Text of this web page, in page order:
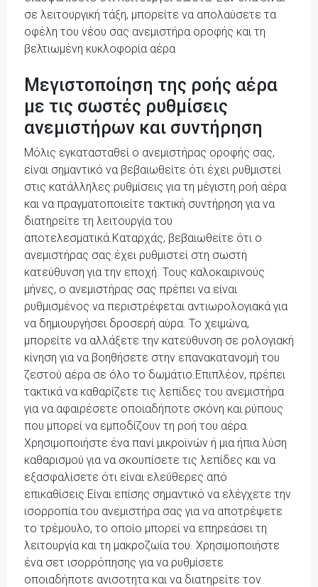
σε λειτουργική τάξη, μπορείτε να απολαύσετε τα
οφέλη του νέου σας ανεμιστήρα οροφής και τη
βελτιωμένη κυκλοφορία αέρα
Μεγιστοποίηση της ροής αέρα
με τις σωστές ρυθμίσεις
ανεμιστήρων και συντήρηση
Μόλις εγκατασταθεί ο ανεμιστήρας οροφής σας,
είναι σημαντικό να βεβαιωθείτε ότι έχει ρυθμιστεί
στις κατάλληλες ρυθμίσεις για τη μέγιστη ροή αέρα
και να πραγματοποιείτε τακτική συντήρηση για να
διατηρείτε τη λειτουργία του
αποτελεσματικά.Καταρχάς, βεβαιωθείτε ότι ο
ανεμιστήρας σας έχει ρυθμιστεί στη σωστή
κατεύθυνση για την εποχή. Τους καλοκαιρινούς
μήνες, ο ανεμιστήρας σας πρέπει να είναι
ρυθμισμένος να περιστρέφεται αντιωρολογιακά για
να δημιουργήσει δροσερή αύρα. Το χειμώνα,
μπορείτε να αλλάξετε την κατεύθυνση σε ρολογιακή
κίνηση για να βοηθήσετε στην επανακατανομή του
ζεστού αέρα σε όλο το δωμάτιο.Επιπλέον, πρέπει
τακτικά να καθαρίζετε τις λεπίδες του ανεμιστήρα
για να αφαιρέσετε οποιαδήποτε σκόνη και ρύπους
που μπορεί να εμποδίζουν τη ροή του αέρα.
Χρησιμοποιήστε ένα πανί μικροϊνών ή μια ήπια λύση
καθαρισμού για να σκουπίσετε τις λεπίδες και να
εξασφαλίσετε ότι είναι ελεύθερες από
επικαθίσεις.Είναι επίσης σημαντικό να ελέγχετε την
ισορροπία του ανεμιστήρα σας για να αποτρέψετε
το τρέμουλο, το οποίο μπορεί να επηρεάσει τη
λειτουργία και τη μακροζωία του. Χρησιμοποιήστε
ένα σετ ισορρόπησης για να ρυθμίσετε
οποιαδήποτε ανισοτητα και να διατηρείτε τον